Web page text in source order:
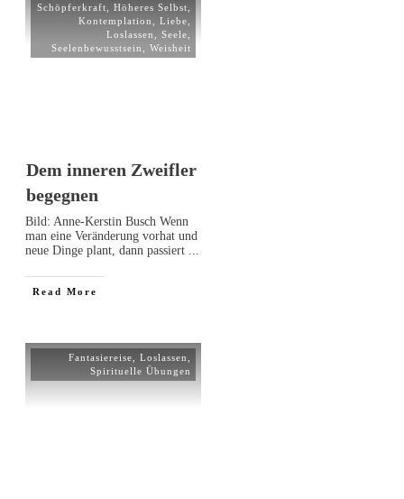
Schöpferkraft
Höheres Selbst
Kontemplation
Liebe
Loslassen
Seele
Seelenbewusstsein
Weisheit
Dem inneren Zweifler
begegnen
Bild: Anne-Kerstin Busch Wenn
man eine Veränderung vorhat und
neue Dinge plant, dann passiert
Read More
Fantasiereise Loslassen
Spirituelle Übungen